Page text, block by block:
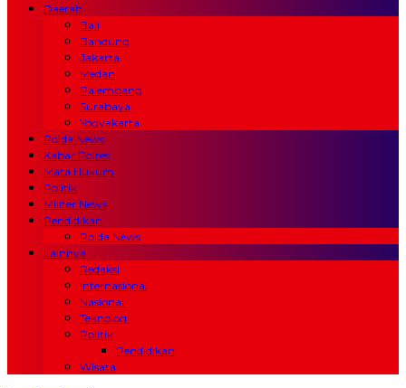
Daerah
Bali
Bandung
Jakarta
Medan
Palembang
Surabaya
Yogyakarta
Polda News
Kabar Polres
Mata Hukum
Politik
Militer News
Pendidikan
Polda News
Lainnya
Redaksi
Internasional
Nasional
Teknologi
Politik
Pendidikan
Wisata